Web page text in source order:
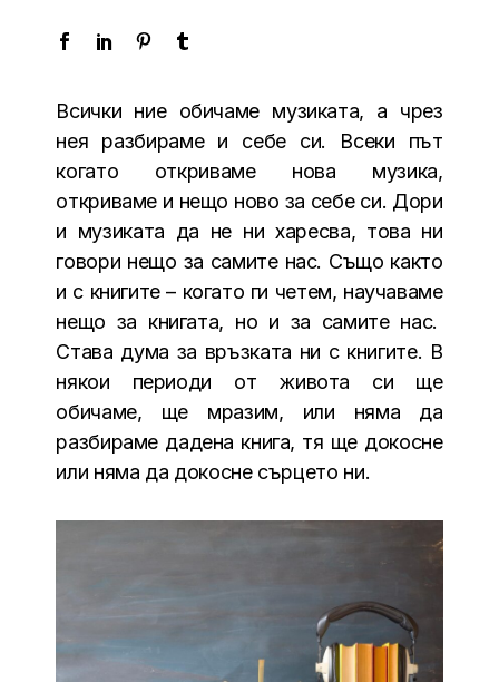
Всички ние обичаме музиката, а чрез
нея разбираме и себе си. Всеки път
когато откриваме нова музика,
откриваме и нещо ново за себе си. Дори
и музиката да не ни харесва, това ни
говори нещо за самите нас. Също както
и с книгите – когато ги четем, научаваме
нещо за книгата, но и за самите нас.
Става дума за връзката ни с книгите. В
някои периоди от живота си ще
обичаме, ще мразим, или няма да
разбираме дадена книга, тя ще докосне
или няма да докосне сърцето ни.